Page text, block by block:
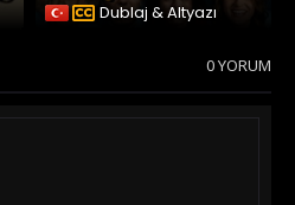
Dublaj & Altyazı
0 YORUM